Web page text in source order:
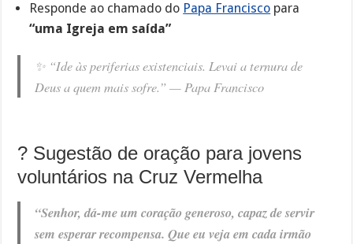
Responde ao chamado do Papa Francisco para
“uma Igreja em saída”
✨ “Ide às periferias existenciais. Levai a ternura de
Deus a quem mais sofre.” — Papa Francisco
? Sugestão de oração para jovens
voluntários na Cruz Vermelha
“Senhor, dá-me um coração generoso, capaz de servir
sem esperar recompensa. Que eu veja em cada irmão